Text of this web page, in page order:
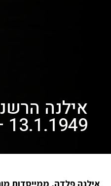
אילנה
13.1.1949 – 31.5.2026
אילנה פלדה, ממייסדות